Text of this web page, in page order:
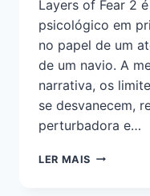
Layers of Fear 2
psicológico em
no papel de um
de um navio. A
narrativa, os
se desvanecem,
perturbadora e…
LER MAIS